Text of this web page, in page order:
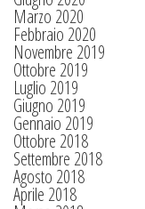
Marzo 2020
Febbraio 2020
Novembre 2019
Ottobre 2019
Luglio 2019
Giugno 2019
Gennaio 2019
Ottobre 2018
Settembre 2018
Agosto 2018
Aprile 2018